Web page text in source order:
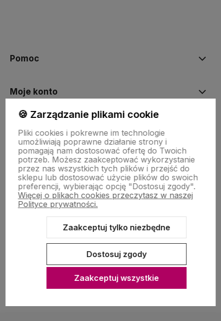
Pomoc
Moje konto
O nas
Sklep internetowy Shoper Premium
Szablon Shoper Modern 3.0™
🍪 Zarządzanie plikami cookie
Pliki cookies i pokrewne im technologie
umożliwiają poprawne działanie strony i
pomagają nam dostosować ofertę do Twoich
potrzeb. Możesz zaakceptować wykorzystanie
przez nas wszystkich tych plików i przejść do
sklepu lub dostosować użycie plików do swoich
preferencji, wybierając opcję "Dostosuj zgody".
Więcej o plikach cookies przeczytasz w naszej
Polityce prywatności.
Zaakceptuj tylko niezbędne
Dostosuj zgody
Zaakceptuj wszystkie